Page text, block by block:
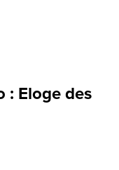
: Eloge des